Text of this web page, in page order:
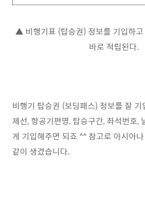
▲ 비행기표 (탑승권) 정보를 기입하
바로 적립된다.
비행기 탑승권 (보딩패스) 정보를 잘
제선, 항공기편명, 탑승구간, 좌석번호,
게 기입해주면 되죠 ^^ 참고로 아시아
같이 생겼습니다.